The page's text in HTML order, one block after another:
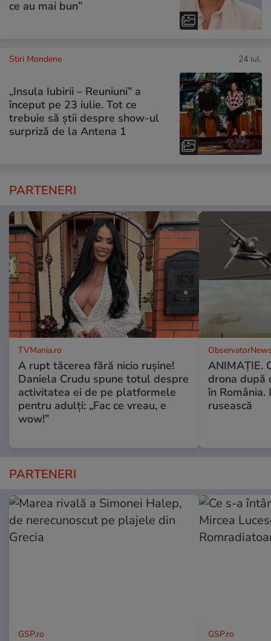
ce au mai bun”
Stiri Mondene 24 iul.
„Insula Iubirii – Reuniuni” a
început pe 23 iulie. Tot ce
trebuie să știi despre show-ul
surpriză de la Antena 1
PARTENERI
TVMania.ro
A rupt tăcerea fără nicio rușine!
Daniela Crudu spune totul despre
activitatea ei de pe platformele
pentru adulți: „Fac ce vreau, e
wow!”
ANIMAŢIE.
drona după
în România.
rusească
PARTENERI
GSP.ro GSP.ro